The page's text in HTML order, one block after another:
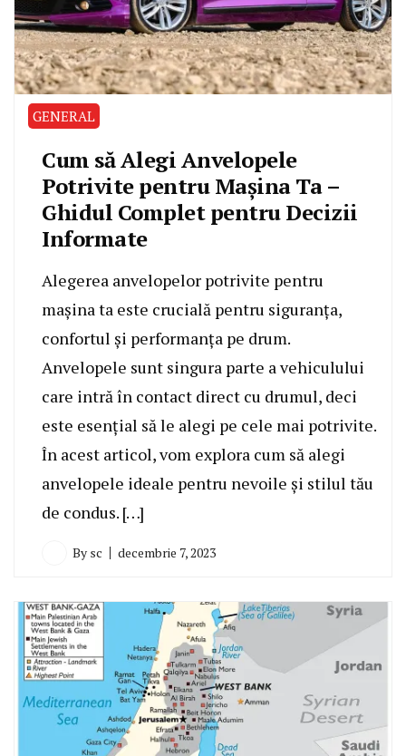
GENERAL
Cum să Alegi Anvelopele
Potrivite pentru Mașina Ta –
Ghidul Complet pentru Decizii
Informate
Alegerea anvelopelor potrivite pentru
mașina ta este crucială pentru siguranța,
confortul și performanța pe drum.
Anvelopele sunt singura parte a vehiculului
care intră în contact direct cu drumul, deci
este esențial să le alegi pe cele mai potrivite.
În acest articol, vom explora cum să alegi
anvelopele ideale pentru nevoile și stilul tău
de condus. […]
By sc decembrie 7, 2023